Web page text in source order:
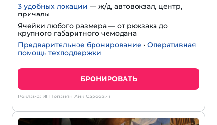
3 удобных локации — ж/д, автовокзал, центр,
причалы
Ячейки любого размера — от рюкзака до
крупного габаритного чемодана
Предварительное бронирование • Оперативная
помощь техподдержки
БРОНИРОВАТЬ
Реклама: ИП Тепанян Айк Сароевич